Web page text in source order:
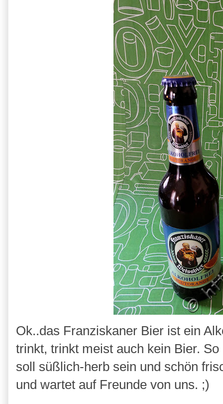
Ok..das Franziskaner Bier ist ein
trinkt, trinkt meist auch kein Bier.
soll süßlich-herb sein und schön
und wartet auf Freunde von uns. ;)